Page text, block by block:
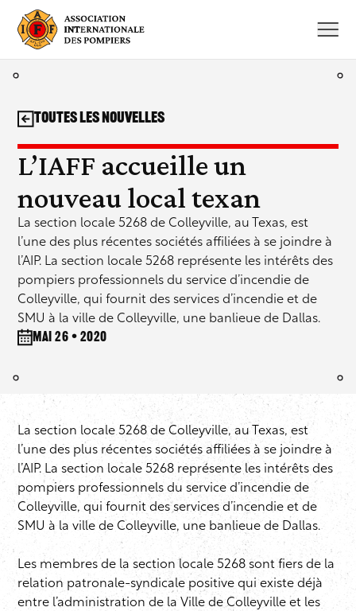
contenu
L’IAFF accueille un
nouveau local texan
La section locale 5268 de Colleyville, au Texas, est
l’une des plus récentes sociétés affiliées à se joindre à
l’AIP. La section locale 5268 représente les intérêts des
pompiers professionnels du service d’incendie de
Colleyville, qui fournit des services d’incendie et de
SMU à la ville de Colleyville, une banlieue de Dallas.
mai 26 • 2020
Toutes les nouvelles
La section locale 5268 de Colleyville, au Texas, est
l’une des plus récentes sociétés affiliées à se joindre à
l’AIP. La section locale 5268 représente les intérêts des
pompiers professionnels du service d’incendie de
Colleyville, qui fournit des services d’incendie et de
SMU à la ville de Colleyville, une banlieue de Dallas.
Les membres de la section locale 5268 sont fiers de la
relation patronale-syndicale positive qui existe déjà
entre l’administration de la Ville de Colleyville et les